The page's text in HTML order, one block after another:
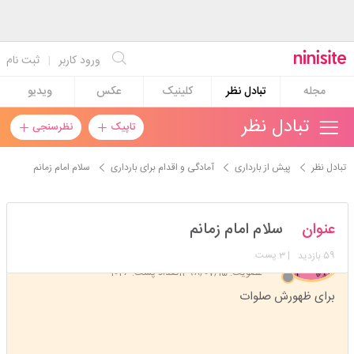
ثبت نام | ورود کاربر
مجله
تبادل نظر کلینیک عکس ویدیو
تاپیک نظرسنجی تبادل نظر
تبادل نظر پیش از بارداری آمادگی و اقدام برای بارداری سلام امام زمانم
helma12345
عضویت: 1398/07/15 تعداد پست: 1046
عنوان سلام امام زمانم
59 بازدید | 3 پست
برای ظهورش صلوات